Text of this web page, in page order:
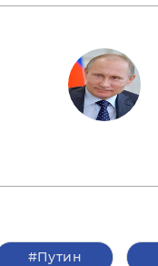
#Путин